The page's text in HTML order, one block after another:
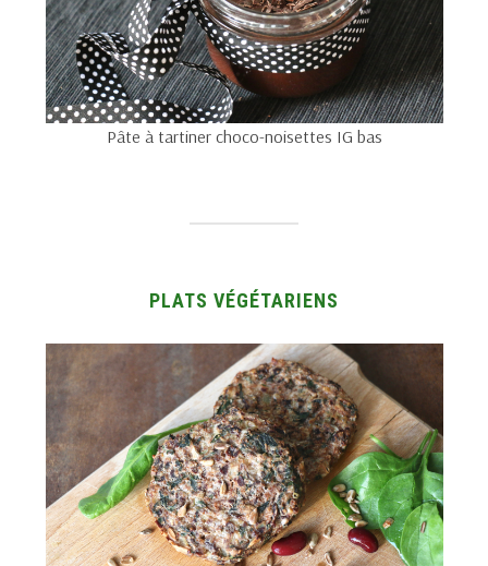
Pâte à tartiner choco-noisettes IG bas
PLATS VÉGÉTARIENS